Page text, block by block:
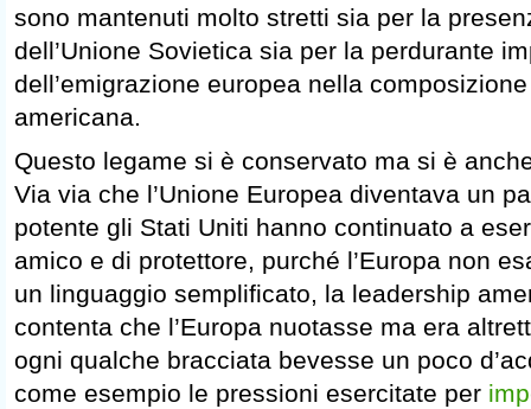
sono mantenuti molto stretti sia per la
dell’Unione Sovietica sia per la perdurante
dell’emigrazione europea nella
americana.
Questo legame si è conservato ma si è
Via via che l’Unione Europea diventava un
potente gli Stati Uniti hanno continuato a
amico e di protettore, purché l’Europa non
un linguaggio semplificato, la leadership
contenta che l’Europa nuotasse ma era
ogni qualche bracciata bevesse un poco
come esempio le pressioni esercitate per